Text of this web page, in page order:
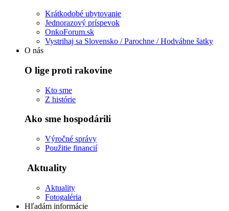
Krátkodobé ubytovanie
Jednorazový príspevok
OnkoForum.sk
Vystrihaj sa Slovensko / Parochne / Hodvábne šatky
O nás
O lige proti rakovine
Kto sme
Z histórie
Ako sme hospodárili
Výročné správy
Použitie financií
Aktuality
Aktuality
Fotogaléria
Hľadám informácie